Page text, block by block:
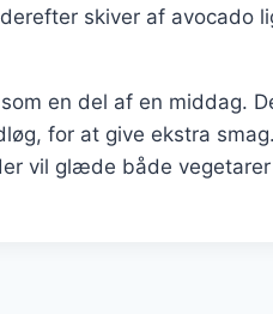
skiver af avocado
en del af en middag.
for at give ekstra
vil glæde både